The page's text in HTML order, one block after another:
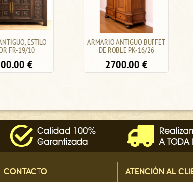
ARMARIO ANTIGUO BUFFET
DE ROBLE PK-16/26
ARMARIO BUFFET
DE ROBLE PK-16/
CONTACTO ATENCIÓN AL